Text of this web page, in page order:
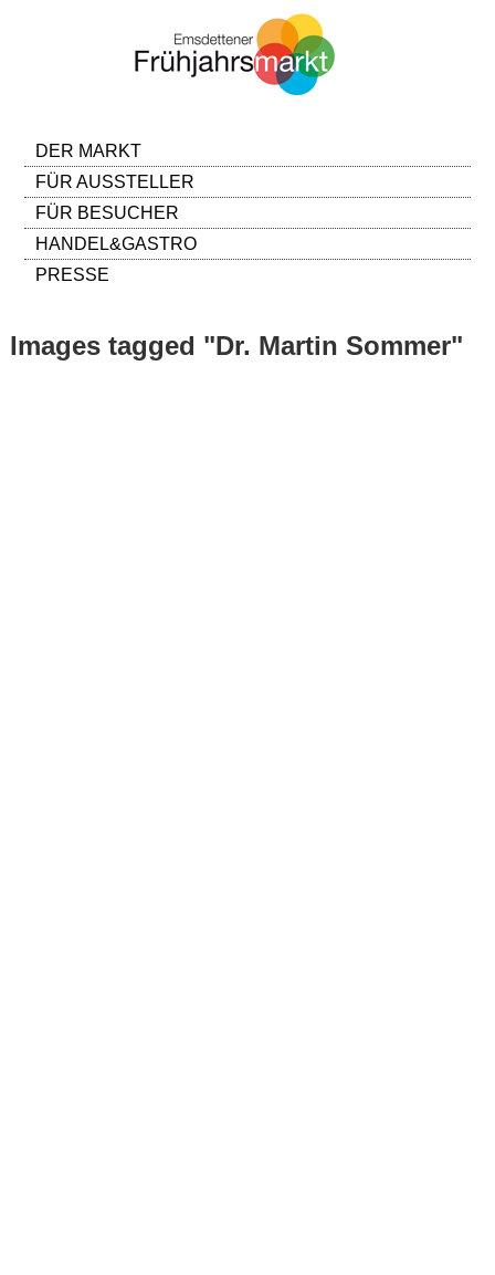
DER MARKT
FÜR AUSSTELLER
FÜR BESUCHER
HANDEL&GASTRO
PRESSE
Images tagged "Dr. Martin Sommer"